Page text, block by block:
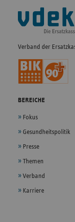
Fußleisten-
Navigation
Verband der
BEREICHE
Fokus
Gesundheitspolitik
Presse
Themen
Verband
Karriere